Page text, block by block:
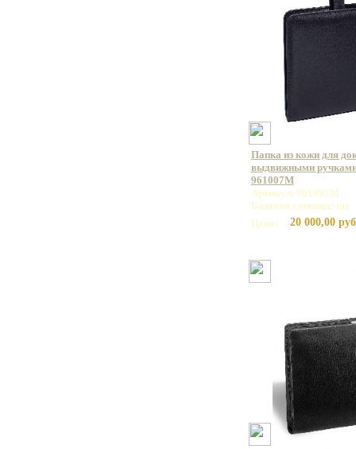
Папка из кожи для
выдвижными
961007M
Артикул: 961007M
Базовая единица: шт
Цена:
20 000,00